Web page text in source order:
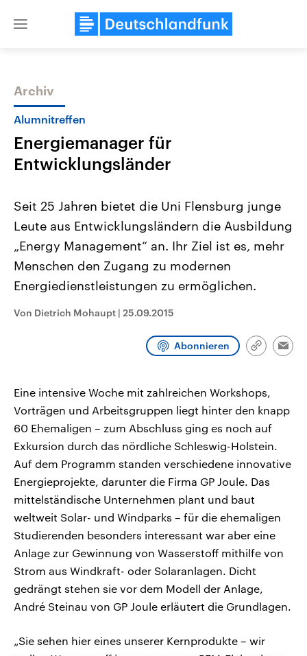
Close
Themen
Landtagswahl Sachsen-Anhalt
2026
Alle Informationen
Sachsen-Anhalt wählt am 6.
September 2026 einen neuen
Landtag. Seit 2021 wird das
CDU, SPD und FDP regiert.-
Wahlprogramme, aktuelle Berichte
und Hintergründe zu den Parteien
und Kandidaten der anstehenden
USA
Aktuelle Beiträge,
Hintergründe
Wirtschaftlich und
gehören die Vereinigten
den mächtigsten Ländern
Programm Podcasts
Archiv
Alumnitreffen
Energiemanager für
Entwicklungsländer
Seit 25 Jahren bietet die Uni Flensburg junge
Leute aus Entwicklungsländern die Ausbildung
„Energy Management“ an. Ihr Ziel ist es, mehr
Menschen den Zugang zu modernen
Energiedienstleistungen zu ermöglichen.
Von Dietrich Mohaupt | 25.09.2015
Abonnieren
Link
Eine intensive Woche mit zahlreichen Workshops,
Vorträgen und Arbeitsgruppen liegt hinter den knapp
60 Ehemaligen – zum Abschluss ging es noch auf
Exkursion durch das nördliche Schleswig-Holstein.
Auf dem Programm standen verschiedene innovative
Energieprojekte, darunter die Firma GP Joule. Das
mittelständische Unternehmen plant und baut
weltweit Solar- und Windparks – für die ehemaligen
Studierenden besonders interessant war aber eine
Anlage zur Gewinnung von Wasserstoff mithilfe von
Strom aus Windkraft- oder Solaranlagen. Dicht
gedrängt stehen sie vor dem Modell der Anlage,
André Steinau von GP Joule erläutert die Grundlagen.
„Sie sehen hier eines unserer Kernprodukte – wir